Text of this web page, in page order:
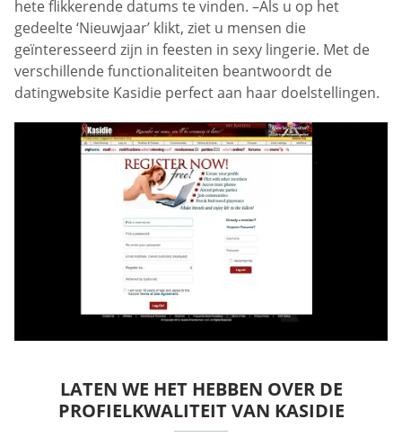
hete flikkerende datums te vinden. –Als u op het
gedeelte ‘Nieuwjaar’ klikt, ziet u mensen die
geïnteresseerd zijn in feesten in sexy lingerie. Met de
verschillende functionaliteiten beantwoordt de
datingwebsite Kasidie perfect aan haar doelstellingen.
LATEN WE HET HEBBEN OVER DE
PROFIELKWALITEIT VAN KASIDIE